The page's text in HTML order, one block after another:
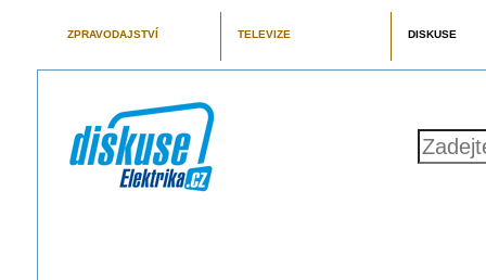
ZPRAVODAJSTVÍ TELEVIZE DISKUSE